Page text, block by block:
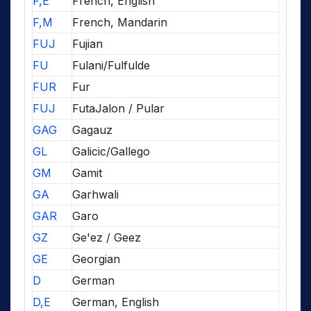
F,M
French, Mandarin
FUJ
Fujian
FU
Fulani/Fulfulde
FUR
Fur
FUJ
FutaJalon / Pular
GAG
Gagauz
GL
Galicic/Gallego
GM
Gamit
GA
Garhwali
GAR
Garo
GZ
Ge'ez / Geez
GE
Georgian
D
German
D,E
German, English